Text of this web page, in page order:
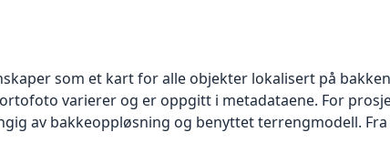
som et kart for alle objekter lokalisert på
varierer og er oppgitt i metadataene. For
av bakkeoppløsning og benyttet terrengmodell.